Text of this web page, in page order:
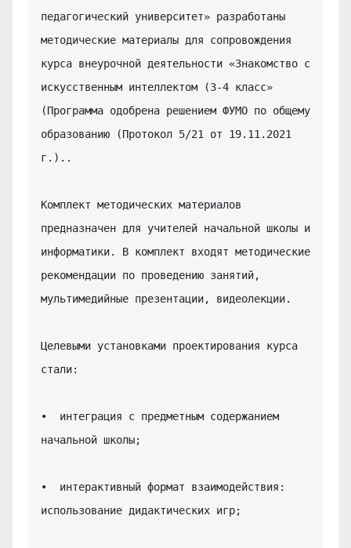
педагогический университет» разработаны
методические материалы для сопровождения
курса внеурочной деятельности «Знакомство с
искусственным интеллектом (3-4 класс»
(Программа одобрена решением ФУМО по общему
образованию (Протокол 5/21 от 19.11.2021
г.)..
Комплект методических материалов
предназначен для учителей начальной школы и
информатики. В комплект входят методические
рекомендации по проведению занятий,
мультимедийные презентации, видеолекции.
Целевыми установками проектирования курса
стали:
•  интеграция с предметным содержанием
начальной школы;
•  интерактивный формат взаимодействия:
использование дидактических игр;